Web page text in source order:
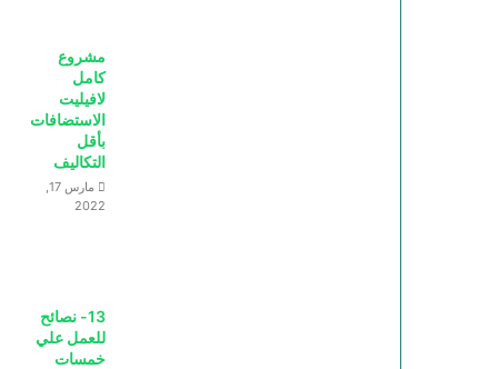
مشروع
كامل
لافيليت
الاستضافات
بأقل
التكاليف
مارس 17,
2022
13- نصائح
للعمل علي
خمسات